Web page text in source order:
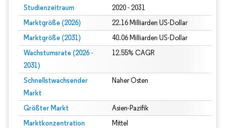
Studienzeitraum 2020 - 2031
Marktgröße (2026) 22.16 Milliarden US-Dollar
Marktgröße (2031) 40.06 Milliarden US-Dollar
Wachstumsrate (2026 -
2031)
12.55% CAGR
Schnellstwachsender
Markt
Naher Osten
Größter Markt Asien-Pazifik
Marktkonzentration Mittel